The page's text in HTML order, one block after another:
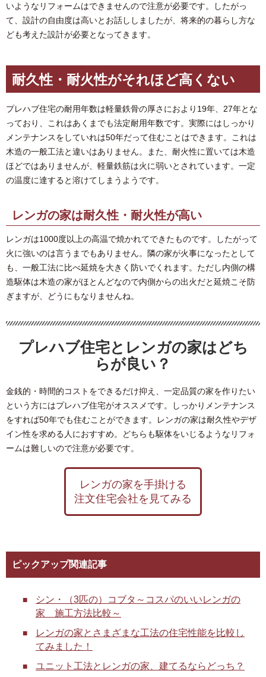
いようなリフォームはできませんので注意が必要です。したがっ
て、設計の自由度は高いとお話ししましたが、将来的の暮らし方な
ども考えた設計が必要となってきます。
耐久性・耐火性がそれほど高くない
プレハブ住宅の耐用年数は軽量鉄骨の厚さにおより19年、27年とな
っており、これはあくまでも法定耐用年数です。実際にはしっかり
メンテナンスをしていれは50年だって住むことはできます。これは
木造の一般工法と違いはありません。また、耐火性に置いては木造
ほどではありませんが、軽量鉄筋は火に弱いとされています。一定
の温度に達すると溶けてしまうようです。
レンガの家は耐久性・耐火性が高い
レンガは1000度以上の高温で焼かれてできたものです。したがって
火に強いのは言うまでもありません。隣の家が火事になったとして
も、一般工法に比べ延焼を大きく防いでくれます。ただし内側の構
造駆体は木造の家がほとんどなので内側からの出火だと延焼こそ防
ぎますが、どうにもなりませんね。
プレハブ住宅とレンガの家はどち
らが良い？
金銭的・時間的コストをできるだけ抑え、一定品質の家を作りたい
という方にはプレハブ住宅がオススメです。しっかりメンテナンス
をすれば50年でも住むことができます。レンガの家は耐久性やデザ
イン性を求める人におすすめ。どちらも駆体をいじるようなリフォ
ームは難しいので注意が必要です。
レンガの家を手掛ける
注文住宅会社を見てみる
ピックアップ関連記事
シン・（3匹の）コブタ～コスパのいいレンガの
家 施工方法比較～
レンガの家とさまざまな工法の住宅性能を比較し
てみました！
ユニット工法とレンガの家、建てるならどっち？